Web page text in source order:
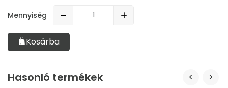
Mennyiség
Kosárba
Hasonló termékek